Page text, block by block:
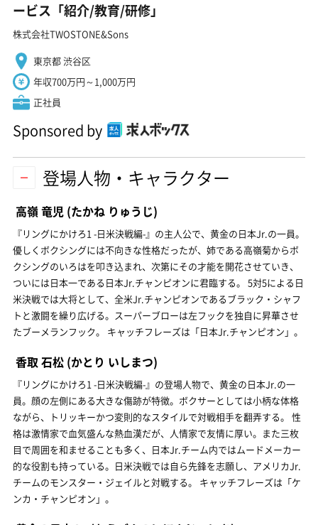
ービス「紹介/教育/研修」
株式会社TWOSTONE&Sons
東京都 渋谷区
年収700万円～1,000万円
正社員
Sponsored by
登場人物・キャラクター
高嶺 竜児 (たかね りゅうじ)
『リングにかけろ1 -日米決戦編-』の主人公で、黄金の日本Jr.の一員。
優しくボクシングには不向きな性格だったが、姉である高嶺菊からボ
クシングのいろはを叩き込まれ、次第にその才能を開花させていき、
ついには日本一である日本Jr.チャンピオンに君臨する。 5対5による日
米決戦では大将として、全米Jr.チャンピオンであるブラック・シャフ
トと激闘を繰り広げる。スーパーブローは左フックを独自に昇華させ
たブーメランフック。 キャッチフレーズは「日本Jr.チャンピオン」。
香取 石松 (かとり いしまつ)
『リングにかけろ1 -日米決戦編-』の登場人物で、黄金の日本Jr.の一
員。顔の左側にある大きな傷跡が特徴。ボクサーとしては小柄な体格
ながら、トリッキーかつ変則的なスタイルで対戦相手を翻弄する。 性
格は激情家で血気盛んな熱血漢だが、人情家で友情に厚い。また三枚
目で周囲を和ませることも多く、日本Jr.チーム内ではムードメーカー
的な役割も持っている。日米決戦では自ら先鋒を志願し、アメリカJr.
チームのモンスター・ジェイルと対戦する。 キャッチフレーズは「ケ
ンカ・チャンピオン」。